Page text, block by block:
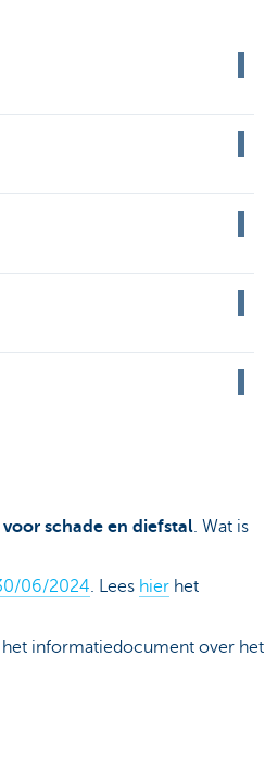
schade en diefstal. Wat is
06/2024 . Lees hier het
het informatiedocument over het